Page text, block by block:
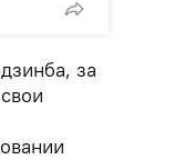
за